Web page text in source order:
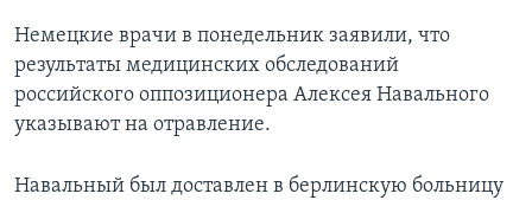
Немецкие врачи в понедельник заявили, что
результаты медицинских обследований
российского оппозиционера Алексея Навального
указывают на отравление.
Навальный был доставлен в берлинскую больницу